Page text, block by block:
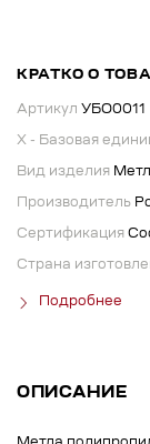
КРАТКО О
Артикул УБО0011
X - Базовая
Вид изделия
Производитель
Сертификация
Страна
Подробнее
ОПИСАНИЕ